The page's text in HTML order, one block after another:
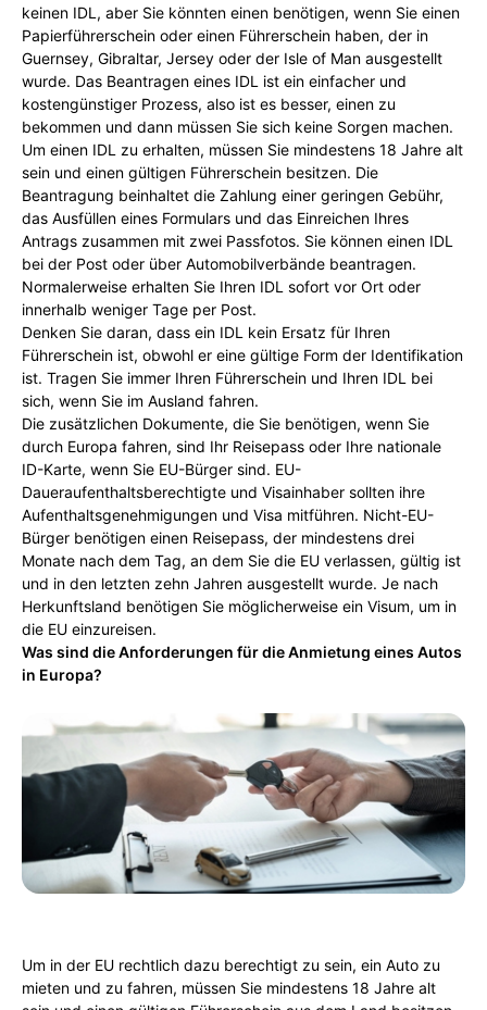
keinen IDL, aber Sie könnten einen benötigen, wenn Sie einen
Papierführerschein oder einen Führerschein haben, der in
Guernsey, Gibraltar, Jersey oder der Isle of Man ausgestellt
wurde. Das Beantragen eines IDL ist ein einfacher und
kostengünstiger Prozess, also ist es besser, einen zu
bekommen und dann müssen Sie sich keine Sorgen machen.
Um einen IDL zu erhalten, müssen Sie mindestens 18 Jahre alt
sein und einen gültigen Führerschein besitzen. Die
Beantragung beinhaltet die Zahlung einer geringen Gebühr,
das Ausfüllen eines Formulars und das Einreichen Ihres
Antrags zusammen mit zwei Passfotos. Sie können einen IDL
bei der Post oder über Automobilverbände beantragen.
Normalerweise erhalten Sie Ihren IDL sofort vor Ort oder
innerhalb weniger Tage per Post.
Denken Sie daran, dass ein IDL kein Ersatz für Ihren
Führerschein ist, obwohl er eine gültige Form der Identifikation
ist. Tragen Sie immer Ihren Führerschein und Ihren IDL bei
sich, wenn Sie im Ausland fahren.
Die zusätzlichen Dokumente, die Sie benötigen, wenn Sie
durch Europa fahren, sind Ihr Reisepass oder Ihre nationale
ID-Karte, wenn Sie EU-Bürger sind. EU-
Daueraufenthaltsberechtigte und Visainhaber sollten ihre
Aufenthaltsgenehmigungen und Visa mitführen. Nicht-EU-
Bürger benötigen einen Reisepass, der mindestens drei
Monate nach dem Tag, an dem Sie die EU verlassen, gültig ist
und in den letzten zehn Jahren ausgestellt wurde. Je nach
Herkunftsland benötigen Sie möglicherweise ein Visum, um in
die EU einzureisen.
Was sind die Anforderungen für die Anmietung eines Autos
in Europa?
Um in der EU rechtlich dazu berechtigt zu sein, ein Auto zu
mieten und zu fahren, müssen Sie mindestens 18 Jahre alt